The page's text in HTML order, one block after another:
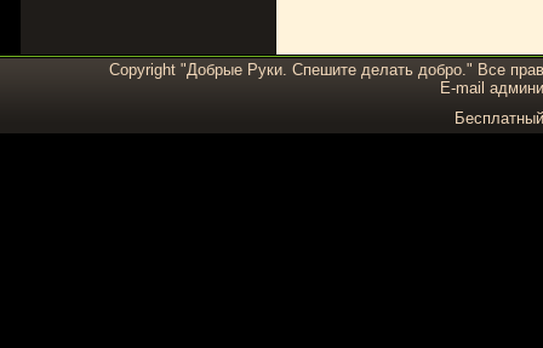
Copyright "Добрые Руки. Спешите делать добро." Все
E-mail